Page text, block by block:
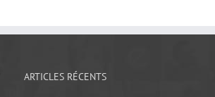
ARTICLES RÉCENTS